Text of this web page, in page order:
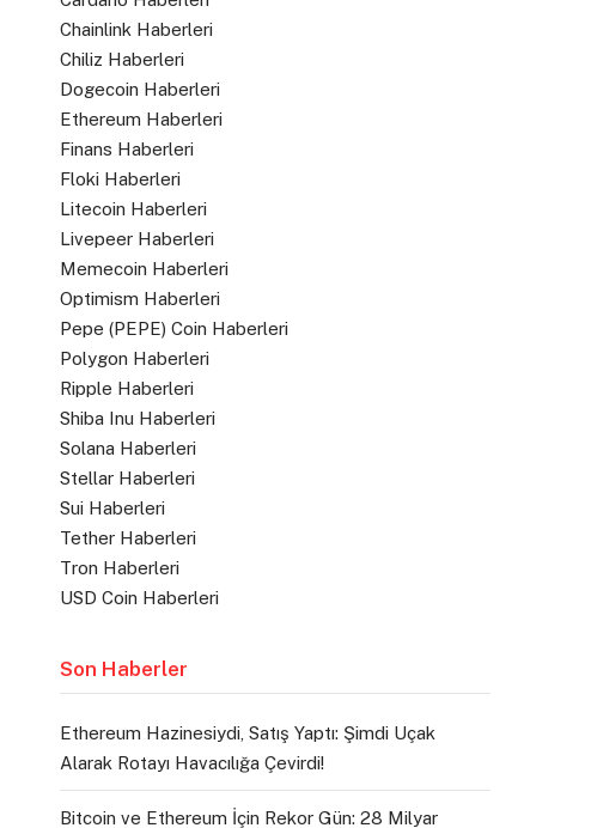
Chainlink Haberleri
Chiliz Haberleri
Dogecoin Haberleri
Ethereum Haberleri
Finans Haberleri
Floki Haberleri
Litecoin Haberleri
Livepeer Haberleri
Memecoin Haberleri
Optimism Haberleri
Pepe (PEPE) Coin Haberleri
Polygon Haberleri
Ripple Haberleri
Shiba Inu Haberleri
Solana Haberleri
Stellar Haberleri
Sui Haberleri
Tether Haberleri
Tron Haberleri
USD Coin Haberleri
Son Haberler
Ethereum Hazinesiydi, Satış Yaptı: Şimdi Uçak
Alarak Rotayı Havacılığa Çevirdi!
Bitcoin ve Ethereum İçin Rekor Gün: 28 Milyar